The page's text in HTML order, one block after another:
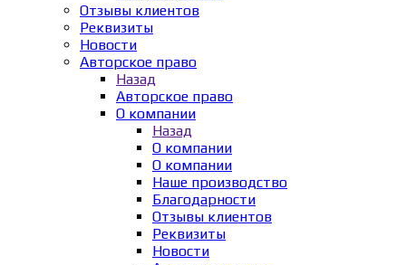
Отзывы клиентов
Реквизиты
Новости
Авторское право
Назад
Авторское право
О компании
Назад
О компании
О компании
Наше производство
Благодарности
Отзывы клиентов
Реквизиты
Новости